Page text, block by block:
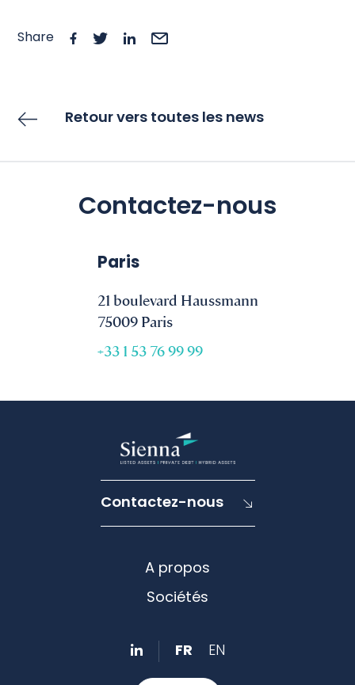
Share
Retour vers toutes les news
Contactez-nous
Paris
21 boulevard Haussmann
75009 Paris
+33 1 53 76 99 99
Contactez-nous
A propos
Sociétés
FR EN